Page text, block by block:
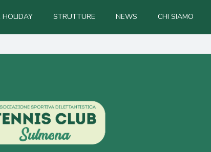
HOLIDAY STRUTTURE NEWS CHI SIAMO